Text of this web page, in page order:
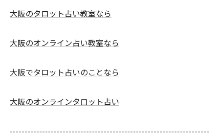
大阪のタロット占い教室なら
大阪のオンライン占い教室なら
大阪でタロット占いのことなら
大阪のオンラインタロット占い
--------------------------------------------------------------------